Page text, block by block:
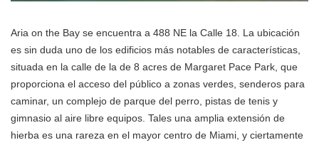
Aria on the Bay se encuentra a 488 NE la Calle 18. La ubicación
es sin duda uno de los edificios más notables de características,
situada en la calle de la de 8 acres de Margaret Pace Park, que
proporciona el acceso del público a zonas verdes, senderos para
caminar, un complejo de parque del perro, pistas de tenis y
gimnasio al aire libre equipos. Tales una amplia extensión de
hierba es una rareza en el mayor centro de Miami, y ciertamente